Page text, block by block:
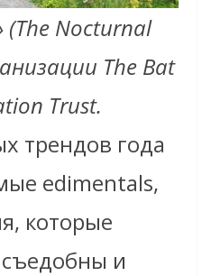
(The Nocturnal
The Bat
Trust.
трендов года
edimentals,
которые
и